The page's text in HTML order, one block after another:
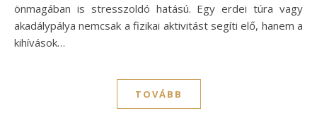
önmagában is stresszoldó hatású. Egy erdei túra vagy
akadálypálya nemcsak a fizikai aktivitást segíti elő, hanem a
kihívások…
TOVÁBB